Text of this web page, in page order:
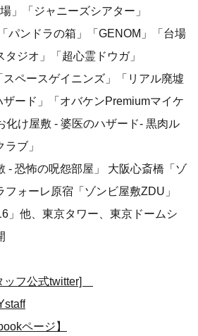
」「ジャニーズシアター」
パンドラの箱」「GENOM」「台場
ジオ」「超心霊ドウガ」
スペースゲイニンズ」「リアル廃墟
ード」「オバケンPremiumマイケ
化け屋敷 - 婆医のハザード- 黒肉ル
ブ」
- 恐怖の呪怨部屋」 大阪心斎橋「ゾ
ォーレ原宿「ゾンビ屋敷ZDU」
」他、東京タワー、東京ドームシ
ッフ公式twitter]
ページ】